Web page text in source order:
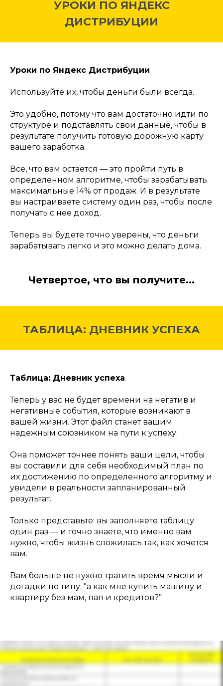
УРОКИ ПО ЯНДЕКС
ДИСТРИБУЦИИ
Уроки по Яндекс Дистрибуции
Используйте их, чтобы деньги были всегда.
Это удобно, потому что вам достаточно идти по
структуре и подставлять свои данные, чтобы в
результате получить готовую дорожную карту
вашего заработка.
Все, что вам остается — это пройти путь в
определенном алгоритме, чтобы зарабатывать
максимальные 14% от продаж. И в результате
вы настраиваете систему один раз, чтобы после
получать с нее доход.
Теперь вы будете точно уверены, что деньги
зарабатывать легко и это можно делать дома.
Четвертое, что вы получите...
ТАБЛИЦА: ДНЕВНИК УСПЕХА
Таблица: Дневник успеха
Теперь у вас не будет времени на негатив и
негативные события, которые возникают в
вашей жизни. Этот файл станет вашим
надежным союзником на пути к успеху.
Она поможет точнее понять ваши цели, чтобы
вы составили для себя необходимый план по
их достижению по определенного алгоритму и
увидели в реальности запланированный
результат.
Только представьте: вы заполняете таблицу
один раз — и точно знаете, что именно вам
нужно, чтобы жизнь сложилась так, как хочется
вам.
Вам больше не нужно тратить время мысли и
догадки по типу: "а как мне купить машину и
квартиру без мам, пап и кредитов?”